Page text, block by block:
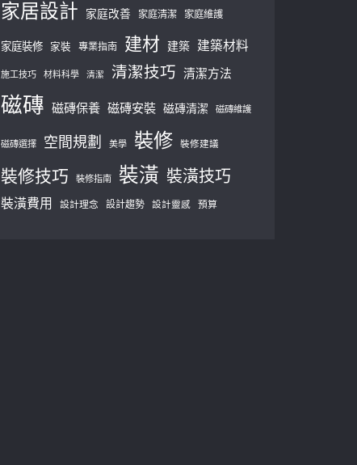
家居設計 家庭改善 家庭清潔 家庭維護
家庭裝修 家裝 專業指南 建材 建築 建築材料
施工技巧 材料科學 清潔 清潔技巧 清潔方法
磁磚 磁磚保養 磁磚安裝 磁磚清潔 磁磚維護
磁磚選擇 空間規劃 美學 裝修 裝修建議
裝修技巧 裝修指南 裝潢 裝潢技巧
裝潢費用 設計理念 設計趨勢 設計靈感 預算